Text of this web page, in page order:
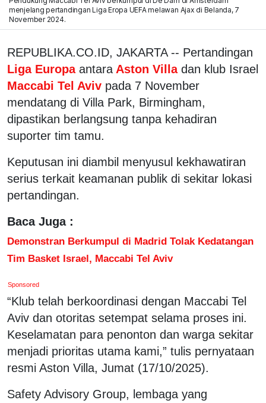
menjelang pertandingan Liga Eropa UEFA melawan Ajax di Belanda, 7
November 2024.
REPUBLIKA.CO.ID, JAKARTA -- Pertandingan
Liga Europa antara Aston Villa dan klub Israel
Maccabi Tel Aviv pada 7 November
mendatang di Villa Park, Birmingham,
dipastikan berlangsung tanpa kehadiran
suporter tim tamu.
Keputusan ini diambil menyusul kekhawatiran
serius terkait keamanan publik di sekitar lokasi
pertandingan.
Baca Juga :
Demonstran Berkumpul di Madrid Tolak Kedatangan
Tim Basket Israel, Maccabi Tel Aviv
Sponsored
“Klub telah berkoordinasi dengan Maccabi Tel
Aviv dan otoritas setempat selama proses ini.
Keselamatan para penonton dan warga sekitar
menjadi prioritas utama kami,” tulis pernyataan
resmi Aston Villa, Jumat (17/10/2025).
Safety Advisory Group, lembaga yang